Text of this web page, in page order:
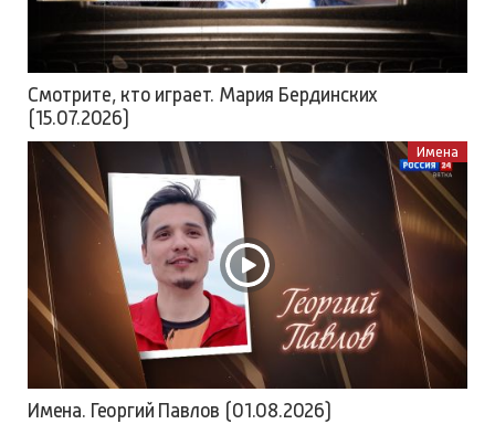
Смотрите, кто играет. Мария Бердинских
(15.07.2026)
Имена
Имена. Георгий Павлов (01.08.2026)